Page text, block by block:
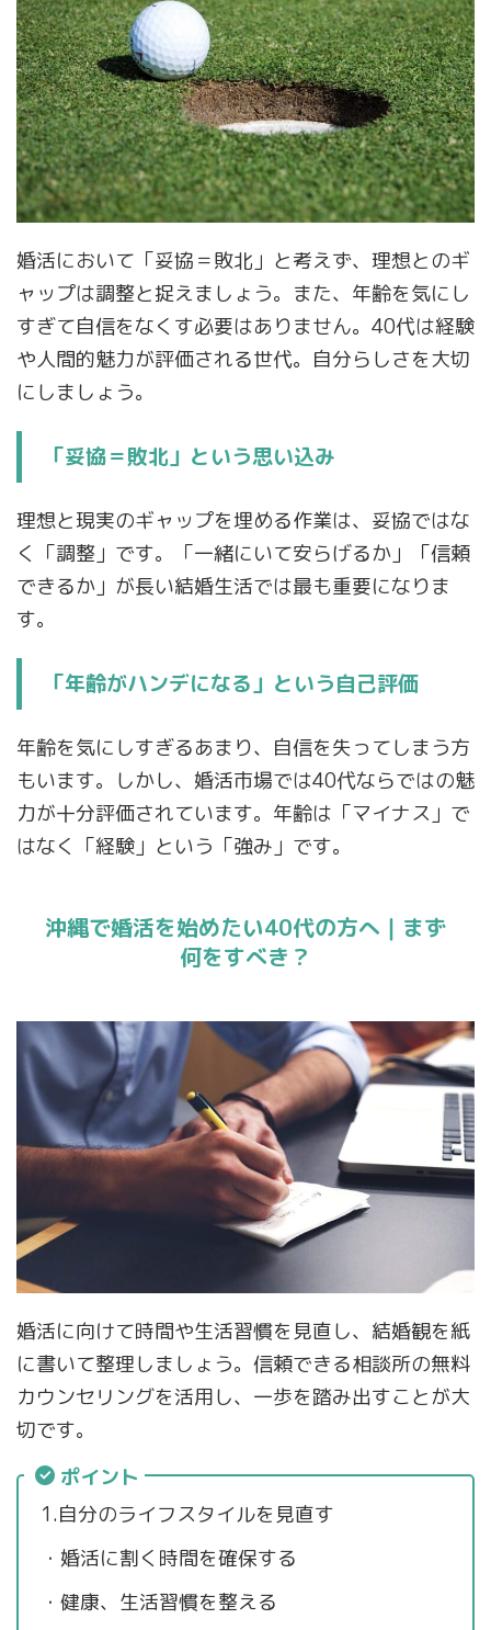
婚活において「妥協＝敗北」と考えず、理想とのギ
ャップは調整と捉えましょう。また、年齢を気にし
すぎて自信をなくす必要はありません。40代は経験
や人間的魅力が評価される世代。自分らしさを大切
にしましょう。
「妥協＝敗北」という思い込み
理想と現実のギャップを埋める作業は、妥協ではな
く「調整」です。「一緒にいて安らげるか」「信頼
できるか」が長い結婚生活では最も重要になりま
す。
「年齢がハンデになる」という自己評価
年齢を気にしすぎるあまり、自信を失ってしまう方
もいます。しかし、婚活市場では40代ならではの魅
力が十分評価されています。年齢は「マイナス」で
はなく「経験」という「強み」です。
沖縄で婚活を始めたい40代の方へ｜まず
何をすべき？
婚活に向けて時間や生活習慣を見直し、結婚観を紙
に書いて整理しましょう。信頼できる相談所の無料
カウンセリングを活用し、一歩を踏み出すことが大
切です。
ポイント
1.自分のライフスタイルを見直す
・婚活に割く時間を確保する
・健康、生活習慣を整える